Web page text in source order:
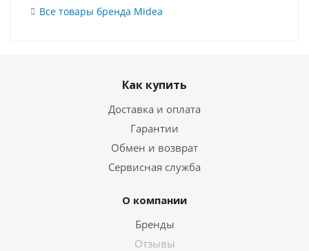
Все товары бренда Midea
Как купить
Доставка и оплата
Гарантии
Обмен и возврат
Сервисная служба
О компании
Бренды
Отзывы